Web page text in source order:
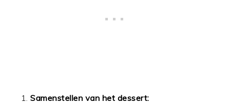
Samenstellen van het dessert: